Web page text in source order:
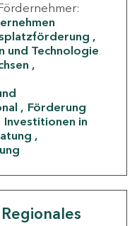
und Technologie
Förderung
Investitionen in